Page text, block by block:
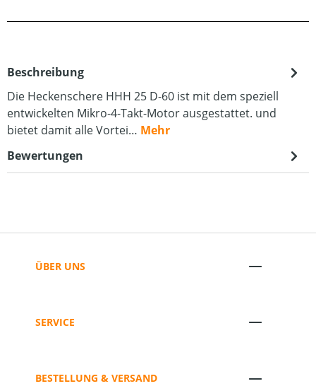
Beschreibung
Die Heckenschere HHH 25 D-60 ist mit dem speziell
entwickelten Mikro-4-Takt-Motor ausgestattet. und
bietet damit alle Vortei… Mehr
Bewertungen
ÜBER UNS
SERVICE
BESTELLUNG & VERSAND